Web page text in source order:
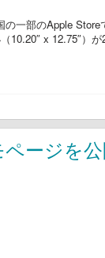
一部のApple
10.20″ x 12.75″）
ージを